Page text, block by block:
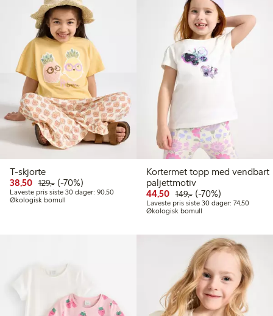
T-skjorte
38,50 Rabattert pris: 38,50 kr
129,-Vanlig pris: 129,00 kr
70% rabatt
(-70%)
Laveste pris siste 30 dager: 90,50Laveste pris siste 30 dager: 90,50 kr
Økologisk bomull
Kortermet topp med vendbart
paljettmotiv
44,50 Rabattert pris: 44,50 kr
149,-Vanlig pris: 149,00
70% rabatt
(-70%)
Laveste pris siste 30 dager: 74,50
Økologisk bomull